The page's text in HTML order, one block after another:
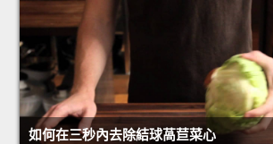
如何在三秒內去除結球萵苣菜心